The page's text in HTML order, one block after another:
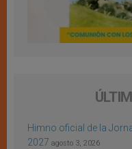
Himno oficial de la
2027 agosto 3, 2026